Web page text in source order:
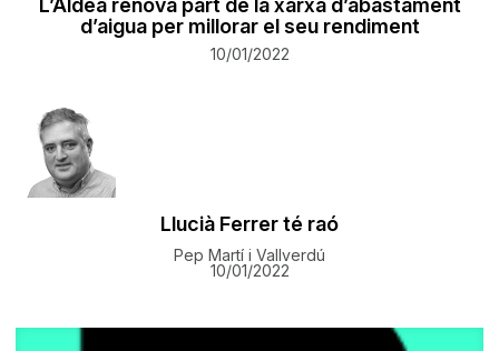
L’Aldea renova part de la xarxa d’abastament
d’aigua per millorar el seu rendiment
10/01/2022
Llucià Ferrer té raó
Pep Martí i Vallverdú
10/01/2022